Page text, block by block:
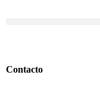
Contacto